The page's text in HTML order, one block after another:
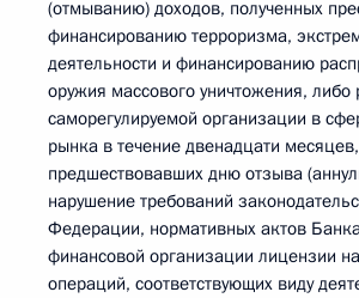
(отмыванию) доходов, полученных
финансированию терроризма,
деятельности и финансированию
оружия массового уничтожения, либо
саморегулируемой организации в
рынка в течение двенадцати месяцев,
предшествовавших дню отзыва
нарушение требований
Федерации, нормативных актов
финансовой организации лицензии
операций, соответствующих виду